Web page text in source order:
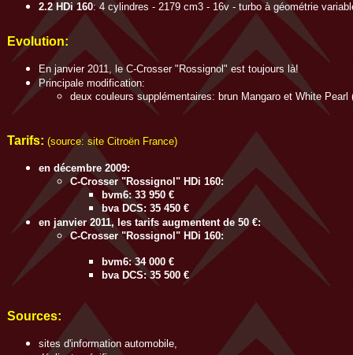
2.2 HDi 160: 4 cylindres - 2179 cm3 - 16v - turbo à géométrie
Evolution:
En janvier 2011, le C-Crosser "Rossignol" est toujours là!
Principale modification:
deux couleurs supplémentaires: brun Mangaro et White Pearl
Tarifs: (source: site Citroën France)
en décembre 2009:
C-Crosser "Rossignol" HDi 160:
bvm6: 33 950 €
bva DCS: 35 450 €
en janvier 2011, les tarifs augmentent de 50 €:
C-Crosser "Rossignol" HDi 160:
bvm6: 34 000 €
bva DCS: 35 500 €
Sources:
sites d'information automobile,